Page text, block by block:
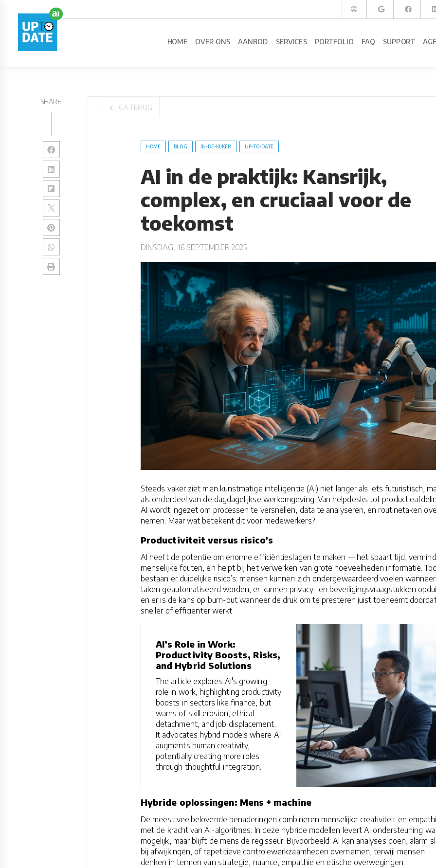
HOME OVER ONS AANBOD SERVICES PORTFOLIO FAQ SUPPORT
SHARE
GA TERUG
HOME BLOG IN-DE-KIJKER UP-TO-DATE
AI in de praktijk: Kansrijk,
complex, en cruciaal voor de
toekomst
DINSDAG, 16 SEPTEMBER 2025
Steeds vaker ziet men kunstmatige intelligentie (AI) niet langer als iets futuristisch,
als onderdeel van de dagdagelijkse werkomgeving. Van helpdesks tot
AI wordt ingezet om processen te versnellen, data te analyseren, en routinetaken
nemen. Maar wat betekent dit voor medewerkers?
Productiviteit versus risico’s
AI heeft de potentie om enorme efficiëntieslagen te maken — het spaart tijd,
menselijke fouten, en helpt bij het verwerken van grote hoeveelheden informatie.
bestaan er duidelijke risico’s: mensen kunnen zich ondergewaardeerd voelen
taken geautomatiseerd worden, er kunnen privacy- en beveiligingsvraagstukken
en er is de kans op burn-out wanneer de druk om te presteren juist toeneemt
sneller of efficiënter werkt.
AI’s Role in Work:
Productivity Boosts, Risks,
and Hybrid Solutions
The article explores AI's growing
role in work, highlighting productivity
boosts in sectors like finance, but
warns of skill erosion, ethical
detachment, and job displacement.
It advocates hybrid models where AI
augments human creativity,
potentially creating more roles
through thoughtful integration.
Hybride oplossingen: Mens + machine
De meest veelbelovende benaderingen combineren menselijke creativiteit en
met de kracht van AI-algoritmes. In deze hybride modellen levert AI ondersteuning
mogelijk, maar blijft de mens de regisseur. Bijvoorbeeld: AI kan analyses doen, alarm
bij afwijkingen, of repetitieve controlewerkzaamheden overnemen, terwijl mensen
denken in termen van strategie, nuance, empathie en etische overwegingen.